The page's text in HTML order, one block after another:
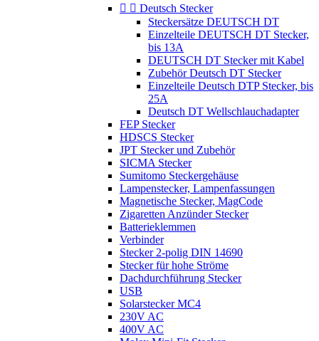
  Deutsch Stecker
Steckersätze DEUTSCH DT
Einzelteile DEUTSCH DT Stecker,
bis 13A
DEUTSCH DT Stecker mit Kabel
Zubehör Deutsch DT Stecker
Einzelteile Deutsch DTP Stecker, bis
25A
Deutsch DT Wellschlauchadapter
FEP Stecker
HDSCS Stecker
JPT Stecker und Zubehör
SICMA Stecker
Sumitomo Steckergehäuse
Lampenstecker, Lampenfassungen
Magnetische Stecker, MagCode
Zigaretten Anzünder Stecker
Batterieklemmen
Verbinder
Stecker 2-polig DIN 14690
Stecker für hohe Ströme
Dachdurchführung Stecker
USB
Solarstecker MC4
230V AC
400V AC